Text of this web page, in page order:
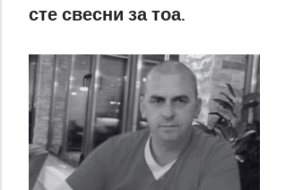
сте свесни за тоа.